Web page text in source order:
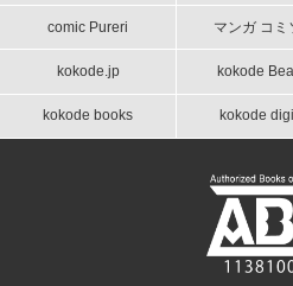
comic Pureri マンガ コミ
kokode.jp kokode
kokode books kokode